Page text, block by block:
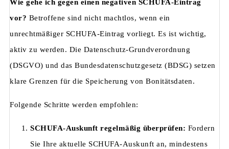
Wie gehe ich gegen einen negativen SCHUFA-Eintrag
vor? Betroffene sind nicht machtlos, wenn ein
unrechtmäßiger SCHUFA-Eintrag vorliegt. Es ist wichtig,
aktiv zu werden. Die Datenschutz-Grundverordnung
(DSGVO) und das Bundesdatenschutzgesetz (BDSG) setzen
klare Grenzen für die Speicherung von Bonitätsdaten.
Folgende Schritte werden empfohlen:
SCHUFA-Auskunft regelmäßig überprüfen: Fordern
Sie Ihre aktuelle SCHUFA-Auskunft an, mindestens